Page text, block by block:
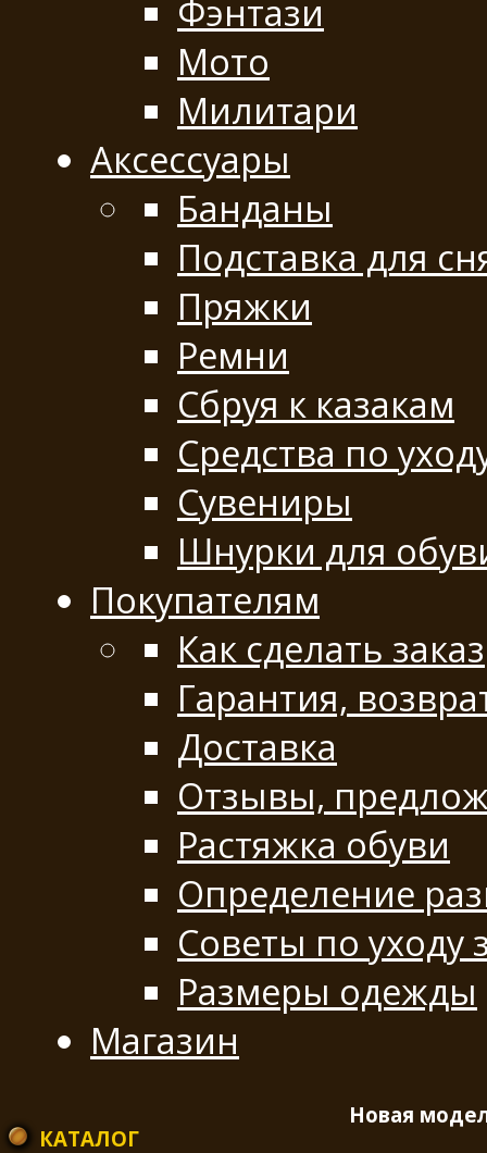
Фэнтази
Мото
Милитари
Аксессуары
Банданы
Подставка для
Пряжки
Ремни
Сбруя к казакам
Средства по
Сувениры
Шнурки для
Покупателям
Как сделать заказ
Гарантия,
Доставка
Отзывы,
Растяжка обуви
Определение
Советы по уходу
Размеры одежды
Магазин
КАТАЛОГ
Новая